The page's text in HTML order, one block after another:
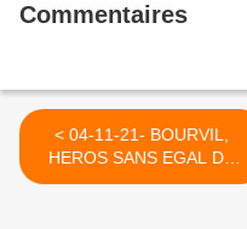
Commentaires
< 04-11-21- BOURVIL,
HEROS SANS EGAL DU
CORNIAUD OUBLIE DANS